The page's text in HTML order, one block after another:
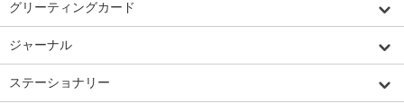
グリーティングカード
ジャーナル
ステーショナリー